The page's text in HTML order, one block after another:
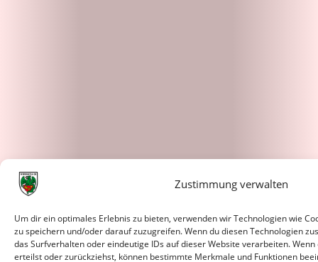
Zustimmung verwalten
Um dir ein optimales Erlebnis zu bieten, verwenden wir Technologien wie
zu speichern und/oder darauf zuzugreifen. Wenn du diesen Technologien
das Surfverhalten oder eindeutige IDs auf dieser Website verarbeiten.
erteilst oder zurückziehst, können bestimmte Merkmale und Funktionen